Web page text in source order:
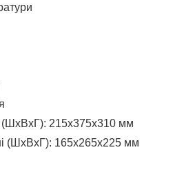
(ШxВxГ): 215x375x310 мм
(ШxВxГ): 165x265x225 мм